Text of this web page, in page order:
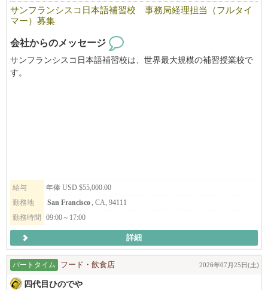
サンフランシスコ日本語補習校 事務局経理担当（フルタイ
マー）募集
会社からのメッセージ
サンフランシスコ日本語補習校は、世界最大規模の補習授業校で
す。
給与
年俸 USD $55,000.00
勤務地
San Francisco, CA, 94111
勤務時間
09:00～17:00
詳細
パートタイム フード・飲食店 2026年07月25日(土)
四代目ひのでや